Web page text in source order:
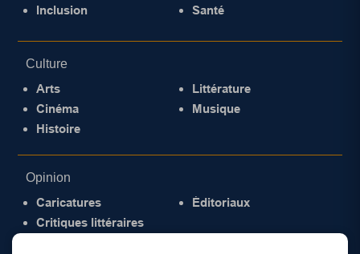
Inclusion
Santé
Culture
Arts
Cinéma
Histoire
Littérature
Musique
Opinion
Caricatures
Critiques littéraires
Éditoriaux